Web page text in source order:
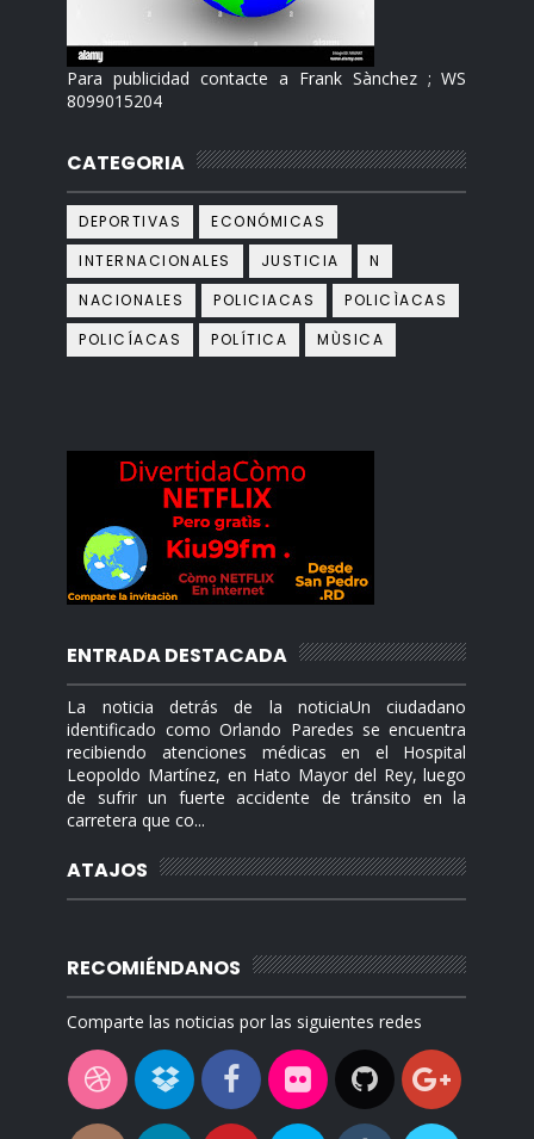
Para publicidad contacte a Frank Sànchez ; WS
8099015204
CATEGORIA
DEPORTIVAS
ECONÓMICAS
INTERNACIONALES
JUSTICIA
N
NACIONALES
POLICIACAS
POLICÌACAS
POLICÍACAS
POLÍTICA MÙSICA
ENTRADA DESTACADA
La noticia detrás de la noticiaUn ciudadano
identificado como Orlando Paredes se encuentra
recibiendo atenciones médicas en el Hospital
Leopoldo Martínez, en Hato Mayor del Rey, luego
de sufrir un fuerte accidente de tránsito en la
carretera que co...
ATAJOS
RECOMIÉNDANOS
Comparte las noticias por las siguientes redes